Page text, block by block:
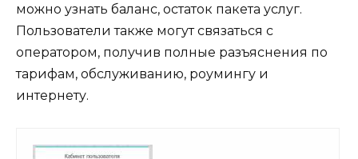
можно узнать баланс, остаток пакета услуг.
Пользователи также могут связаться с
оператором, получив полные разъяснения по
тарифам, обслуживанию, роумингу и
интернету.